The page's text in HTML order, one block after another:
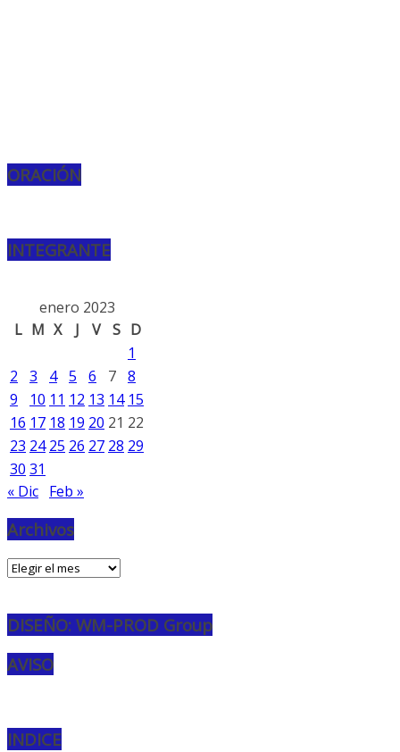
ORACIÓN
INTEGRANTE
enero 2023
L M X J V S D
1
2
3 4 5 6 7 8
9
10 11 12 13 14 15
16 17 18 19 20 21 22
23 24 25 26 27 28 29
30 31
« Dic Feb »
Archivos
Archivos
DISEÑO: WM-PROD Group
AVISO
INDICE